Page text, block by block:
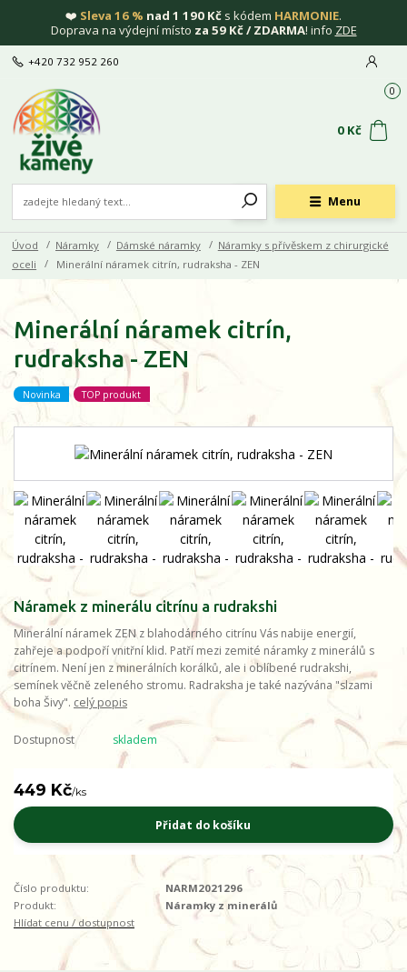
❤️ Sleva 16 % nad 1 190 Kč s kódem HARMONIE.
Doprava na výdejní místo za 59 Kč / ZDARMA! info ZDE
Menu
+420 732 952 260
0
0 Kč
Úvod Náramky Dámské náramky
Náramky s přívěskem z chirurgické
oceli
Minerální náramek citrín, rudraksha - ZEN
Minerální náramek citrín,
rudraksha - ZEN
Novinka TOP produkt
Náramek z minerálu citrínu a rudrakshi
Minerální náramek ZEN z blahodárného citrínu Vás nabije energií,
zahřeje a podpoří vnitřní klid. Patří mezi zemité náramky z minerálů s
citrínem. Není jen z minerálních korálků, ale i oblíbené rudrakshi,
semínek věčně zeleného stromu. Radraksha je také nazývána "slzami
boha Šivy". celý popis
Dostupnost skladem
449 Kč/ks
Přidat do košíku
Číslo produktu:
NARM2021296
Produkt:
Náramky z minerálů
Hlídat cenu / dostupnost